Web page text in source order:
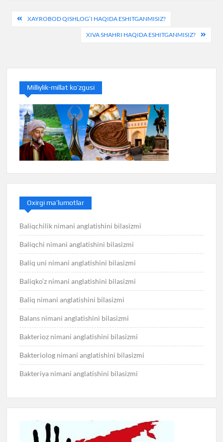
PostXAYROBOD QISHLOG’I HAQIDA ESHITGANMISIZ?
XIVA SHAHRI HAQIDA ESHITGANMISIZ?
Milliylik-millat ko’zgusi
Oxirgi ma’lumotlar
Baliqchilik nimani anglatishini bilasizmi
Baliqchi nimani anglatishini bilasizmi
Baliq uni nimani anglatishini bilasizmi
Baliqko’z nimani anglatishini bilasizmi
Baliq nimani anglatishini bilasizmi
Balans nimani anglatishini bilasizmi
Bakterioz nimani anglatishini bilasizmi
Bakteriolog nimani anglatishini bilasizmi
Bakteriya nimani anglatishini bilasizmi